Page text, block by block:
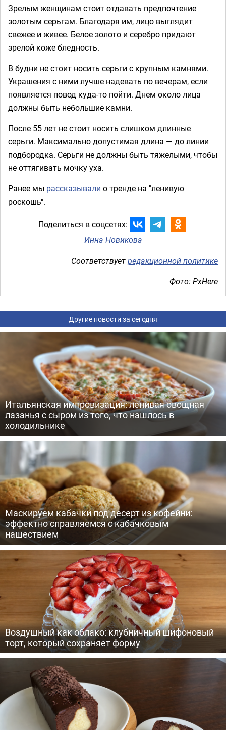
Зрелым женщинам стоит отдавать предпочтение
золотым серьгам. Благодаря им, лицо выглядит
свежее и живее. Белое золото и серебро придают
зрелой коже бледность.
В будни не стоит носить серьги с крупным камнями.
Украшения с ними лучше надевать по вечерам, если
появляется повод куда-то пойти. Днем около лица
должны быть небольшие камни.
После 55 лет не стоит носить слишком длинные
серьги. Максимально допустимая длина — до линии
подбородка. Серьги не должны быть тяжелыми, чтобы
не оттягивать мочку уха.
Ранее мы рассказывали о тренде на "ленивую
роскошь".
Поделиться в соцсетях:
Инна Новикова
Соответствуетредакционной политике
Фото: PxHere
Другие новости за сегодня
Итальянская импровизация: ленивая овощная
лазанья с сыром из того, что нашлось в
холодильнике
Маскируем кабачки под десерт из кофейни:
эффектно справляемся с кабачковым
нашествием
Воздушный как облако: клубничный шифоновый
торт, который сохраняет форму